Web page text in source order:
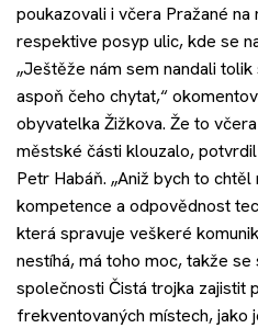
poukazovali i včera Pražané
respektive posyp ulic, kde se
„Ještěže nám sem nandali
aspoň čeho chytat,“
obyvatelka Žižkova. Že to
městské části klouzalo,
Petr Habáň. „Aniž bych to
kompetence a odpovědnost
která spravuje veškeré
nestíhá, má toho moc, takže
společnosti Čistá trojka zajistit
frekventovaných místech, jako